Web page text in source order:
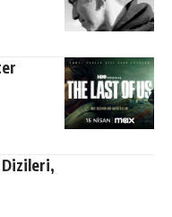
Dizileri,